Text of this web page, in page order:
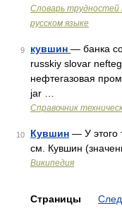
Словарь трудностей
русском языке
9 кувшин — банка
russkiy slovar
нефтегазовая
jar …
Справочник
10 Кувшин — У этого
см. Кувшин
Википедия
Страницы